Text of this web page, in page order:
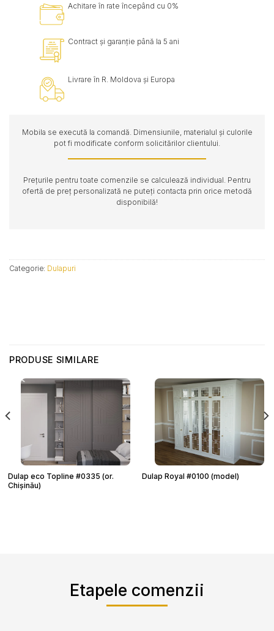
Achitare în rate începând cu 0%
Contract și garanție până la 5 ani
Livrare în R. Moldova și Europa
Mobila se execută la comandă. Dimensiunile, materialul și culorile
pot fi modificate conform solicitărilor clientului.
Prețurile pentru toate comenzile se calculează individual. Pentru
ofertă de preț personalizată ne puteți contacta prin orice metodă
disponibilă!
Categorie: Dulapuri
PRODUSE SIMILARE
Dulap eco Topline #0335 (or.
Chișinău)
Dulap Royal #0100 (model)
Etapele comenzii